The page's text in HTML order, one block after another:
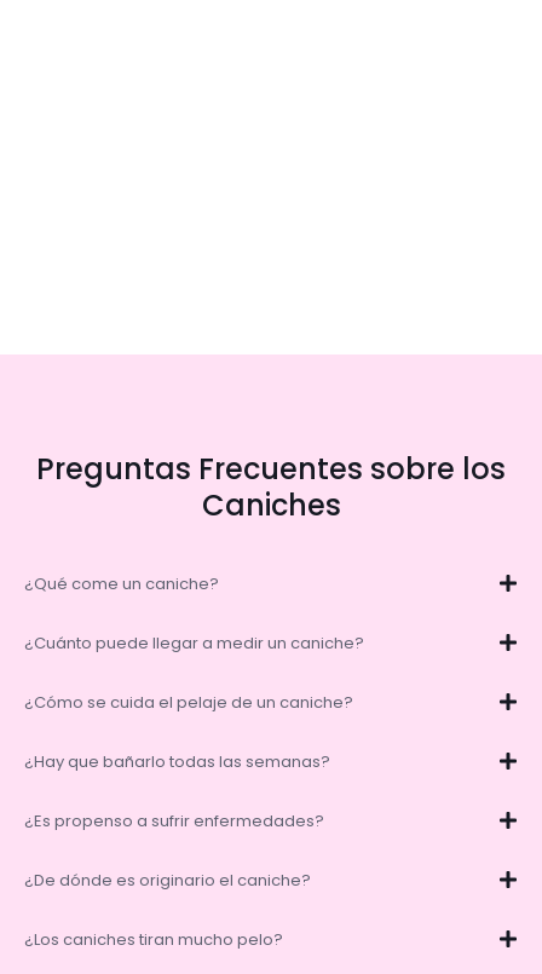
Preguntas Frecuentes sobre los
Caniches
¿Qué come un caniche?
¿Cuánto puede llegar a medir un caniche?
¿Cómo se cuida el pelaje de un caniche?
¿Hay que bañarlo todas las semanas?
¿Es propenso a sufrir enfermedades?
¿De dónde es originario el caniche?
¿Los caniches tiran mucho pelo?